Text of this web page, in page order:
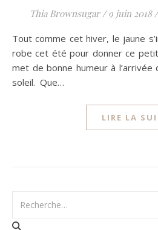
Thia Brownsugar / 9 juin 2018 /
Tout comme cet hiver, le jaune s’invite dans notre garde-
robe cet été pour donner ce
met de bonne humeur à
soleil. Que…
LIRE LA